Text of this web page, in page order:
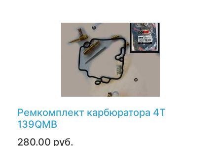
Ремкомплект карбюратора 4T
139QMB
280.00 руб.